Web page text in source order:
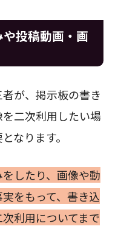
投稿動画・画
が、掲示板の書き
二次利用したい場
なります。
したり、画像や動
をもって、書き込
利用についてまで